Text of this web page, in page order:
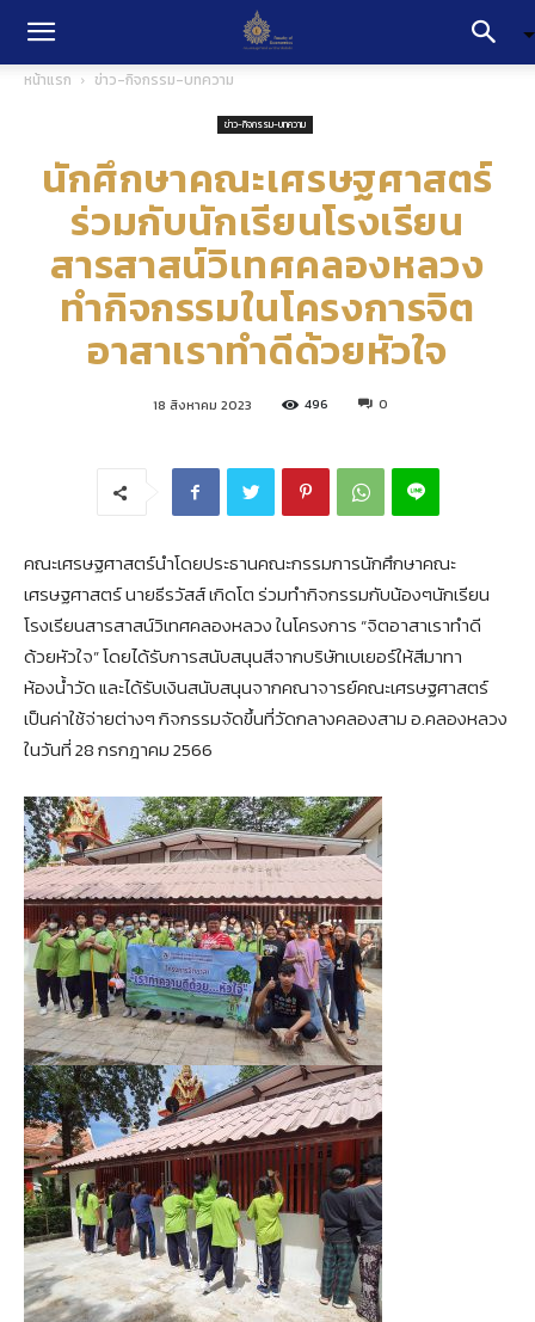
หน้าแรก ข่าว-กิจกรรม-บทความ
ข่าว-กิจกรรม-บทความ
นักศึกษาคณะเศรษฐศาสตร์
ร่วมกับนักเรียนโรงเรียน
สารสาสน์วิเทศคลองหลวง
ทำกิจกรรมในโครงการจิต
อาสาเราทำดีด้วยหัวใจ
18 สิงหาคม 2023 496 0
คณะเศรษฐศาสตร์นำโดยประธานคณะกรรมการนักศึกษาคณะ
เศรษฐศาสตร์ นายธีรวัสส์ เกิดโต ร่วมทำกิจกรรมกับน้องๆนักเรียน
โรงเรียนสารสาสน์วิเทศคลองหลวง ในโครงการ “จิตอาสาเราทำดี
ด้วยหัวใจ” โดยได้รับการสนับสนุนสีจากบริษัทเบเยอร์ให้สีมาทา
ห้องน้ำวัด และได้รับเงินสนับสนุนจากคณาจารย์คณะเศรษฐศาสตร์
เป็นค่าใช้จ่ายต่างๆ กิจกรรมจัดขึ้นที่วัดกลางคลองสาม อ.คลองหลวง
ในวันที่ 28 กรกฎาคม 2566